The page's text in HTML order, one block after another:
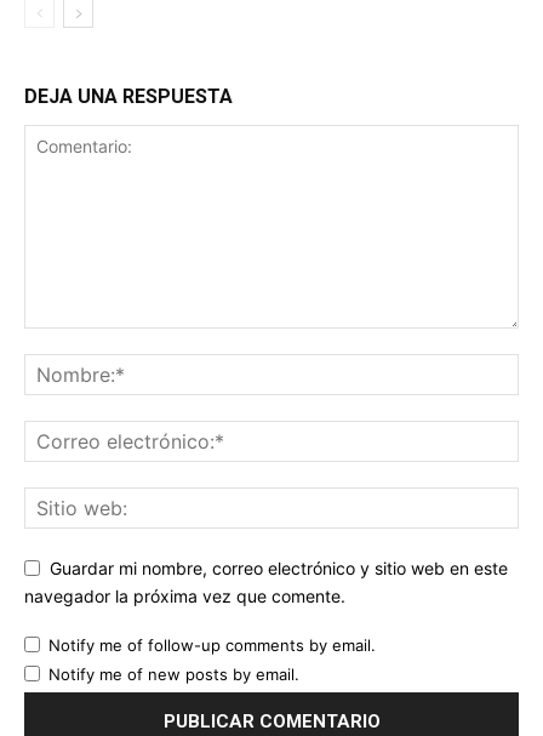
DEJA UNA RESPUESTA
Guardar mi nombre, correo electrónico y sitio web en este
navegador la próxima vez que comente.
Notify me of follow-up comments by email.
Notify me of new posts by email.